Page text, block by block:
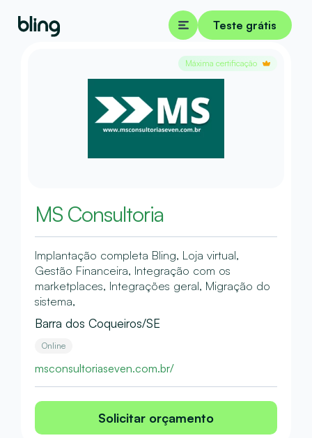
Teste grátis
Máxima certificação
MS Consultoria
Implantação completa Bling, Loja virtual,
Gestão Financeira, Integração com os
marketplaces, Integrações geral, Migração do
sistema,
Barra dos Coqueiros/SE
Online
msconsultoriaseven.com.br/
Solicitar orçamento